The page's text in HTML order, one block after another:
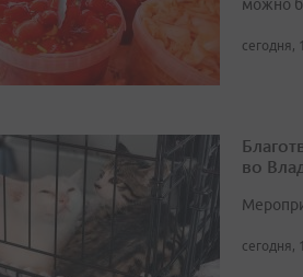
можно
сегодня,
во
сегодня,